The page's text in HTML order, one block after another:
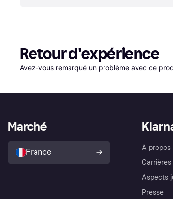
Retour d'expérience
Avez-vous remarqué un problème avec ce
À propos
Carrières
Aspects
Presse
Marché
France